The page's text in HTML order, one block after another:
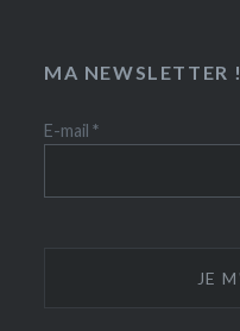
MA NEWSLETTER !
E-mail*